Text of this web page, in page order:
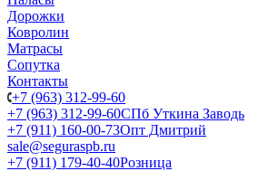
Дорожки
Ковролин
Матрасы
Сопутка
Контакты
+7 (963) 312-99-60
+7 (963) 312-99-60СПб Уткина Заводь
+7 (911) 160-00-73Опт Дмитрий
sale@seguraspb.ru
+7 (911) 179-40-40Розница